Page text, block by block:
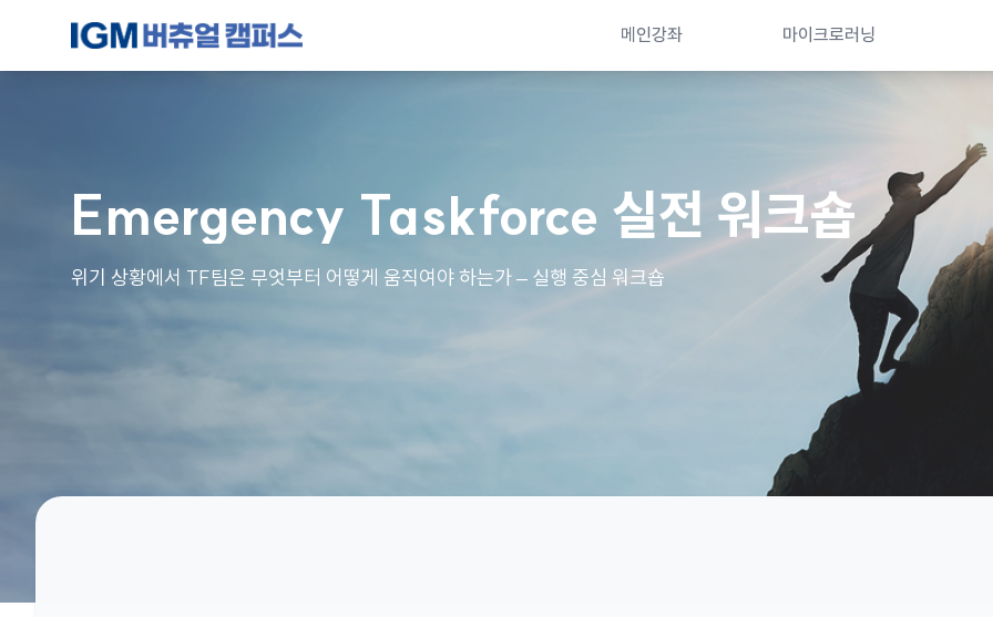
메인강좌 마이크로러닝
Emergency Taskforce 실전 워크숍
위기 상황에서 TF팀은 무엇부터 어떻게 움직여야 하는가 – 실행 중심 워크숍